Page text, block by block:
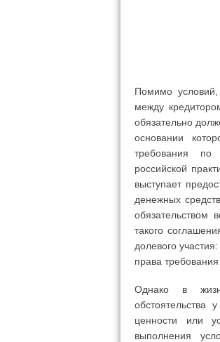
Помимо условий,
между
обязательно
основании
требования
российской
выступает
денежных
обязательством
такого
долевого
права
Однако в
обстоятельства
ценности или
выполнения